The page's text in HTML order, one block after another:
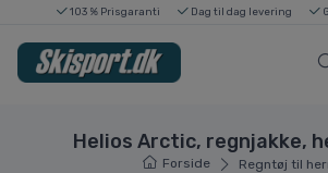
103 % Prisgaranti Dag til dag levering
Helios Arctic, regnjakke,
Forside Regntøj til